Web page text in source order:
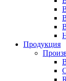
Продукция